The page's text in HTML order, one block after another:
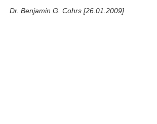
Dr. Benjamin G. Cohrs [26.01.2009]